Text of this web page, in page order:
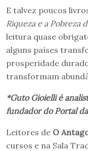
E talvez poucos
Riqueza e a Pobreza
leitura quase
alguns países
prosperidade
transformam
*Guto Gioielli é
fundador do Portal
Leitores de O
cursos e na Sala